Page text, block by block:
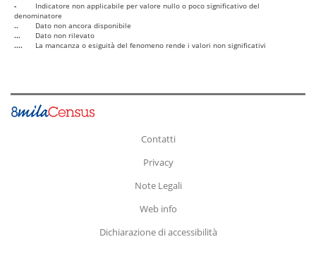
-
Indicatore non applicabile per valore nullo o poco significativo del
denominatore
..
Dato non ancora disponibile
...
Dato non rilevato
....
La mancanza o esiguità del fenomeno rende i valori non significativi
Contatti
Privacy
Note Legali
Web info
Dichiarazione di accessibilità